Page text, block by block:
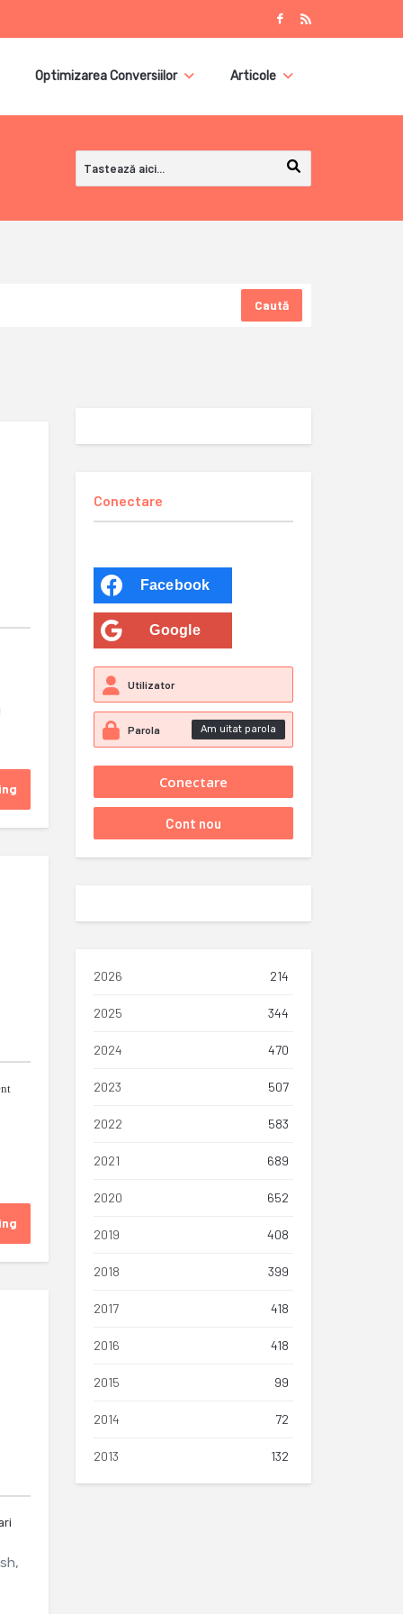
Optimizarea Conversiilor Articole
Caută
Conectare
Facebook
Google
Am uitat parola
2026 214
2025 344
2024 470
2023 507
2022 583
2021 689
2020 652
2019 408
2018 399
2017 418
2016 418
2015 99
2014 72
2013 132